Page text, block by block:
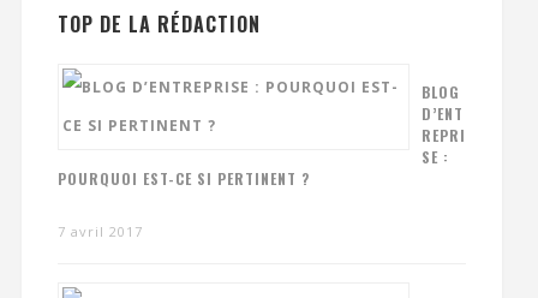
TOP DE LA RÉDACTION
BLOG
D’ENT
REPRI
SE :
POURQUOI EST-CE SI PERTINENT ?
7 avril 2017